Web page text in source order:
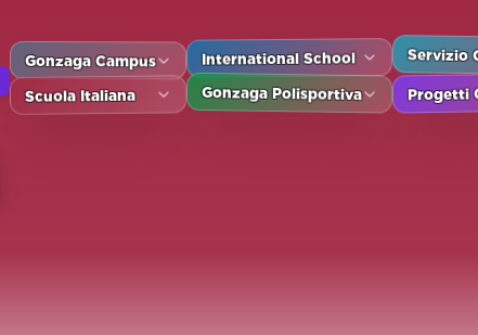
Gonzaga Campus
Scuola Italiana
International School
Gonzaga Polisportiva
Servizio
Progetti